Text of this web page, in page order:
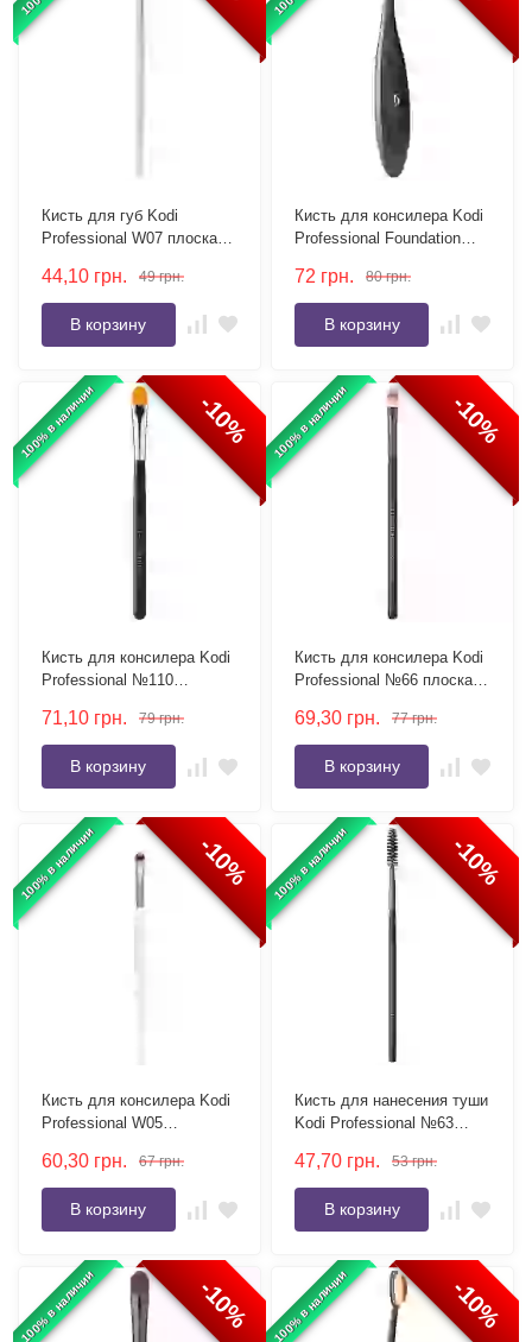
Кисть для губ Kodi
Professional W07 плоская,
44,10 грн. 49 грн.
В корзину
Кисть для консилера Kodi
Professional Foundation
72 грн. 80 грн.
В корзину
100% в наличии -10%
Кисть для консилера Kodi
Professional №110
71,10 грн. 79 грн.
В корзину
100% в наличии -10%
Кисть для консилера Kodi
Professional №66 плоская,
69,30 грн. 77 грн.
В корзину
100% в наличии -10%
Кисть для консилера Kodi
Professional W05
60,30 грн. 67 грн.
В корзину
100% в наличии -10%
Кисть для нанесения туши
Kodi Professional №63
47,70 грн. 53 грн.
В корзину
100% в наличии -10% 100% в наличии -10%